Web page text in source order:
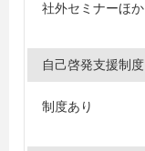
社外セミナーほか
自己啓発支援制度
制度あり